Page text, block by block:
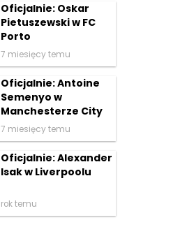
Oficjalnie: Oskar
Pietuszewski w FC
Porto
7 miesięcy temu
Oficjalnie: Antoine
Semenyo w
Manchesterze City
7 miesięcy temu
Oficjalnie: Alexander
Isak w Liverpoolu
rok temu